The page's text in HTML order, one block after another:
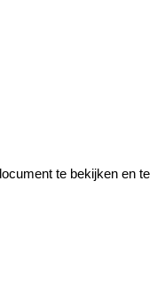
te bekijken en te